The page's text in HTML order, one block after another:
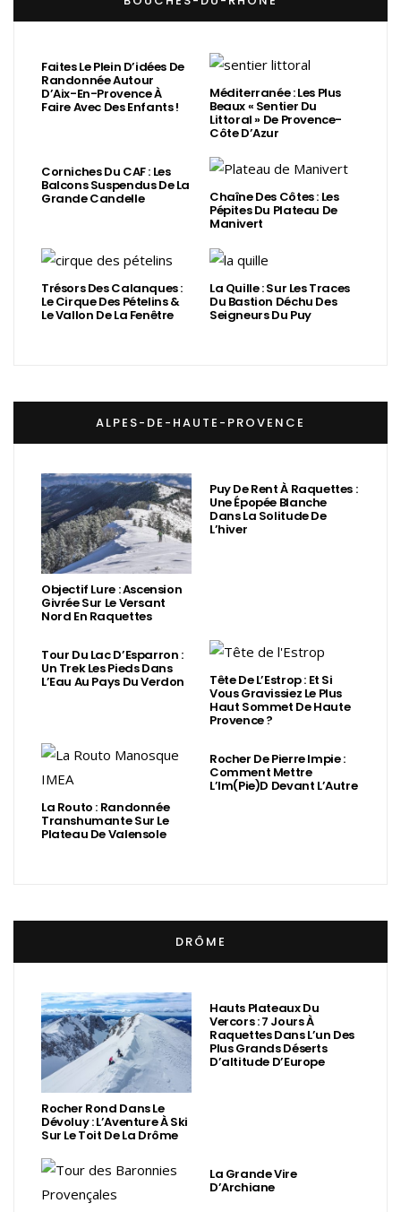
Faites Le Plein D’idées De
Randonnée Autour
D’Aix-En-Provence À
Faire Avec Des Enfants !
Méditerranée : Les Plus
Beaux « Sentier Du
Littoral » De Provence-
Côte D’Azur
Corniches Du CAF : Les
Balcons Suspendus De La
Grande Candelle Chaîne Des Côtes : Les
Pépites Du Plateau De
Manivert
Trésors Des Calanques :
Le Cirque Des Pételins &
Le Vallon De La Fenêtre
La Quille : Sur Les Traces
Du Bastion Déchu Des
Seigneurs Du Puy
ALPES-DE-HAUTE-PROVENCE
Objectif Lure : Ascension
Givrée Sur Le Versant
Nord En Raquettes
Puy De Rent À Raquettes :
Une Épopée Blanche
Dans La Solitude De
L’hiver
Tour Du Lac D’Esparron :
Un Trek Les Pieds Dans
L’Eau Au Pays Du Verdon Tête De L’Estrop : Et Si
Vous Gravissiez Le Plus
Haut Sommet De Haute
Provence ?
La Routo : Randonnée
Transhumante Sur Le
Plateau De Valensole
Rocher De Pierre Impie :
Comment Mettre
L’Im(Pie)d Devant L’Autre
DRÔME
Rocher Rond Dans Le
Dévoluy : L’Aventure À Ski
Sur Le Toit De La Drôme
Hauts Plateaux Du
Vercors : 7 Jours À
Raquettes Dans L’un Des
Plus Grands Déserts
D’altitude D’Europe
La Grande Vire
D’Archiane